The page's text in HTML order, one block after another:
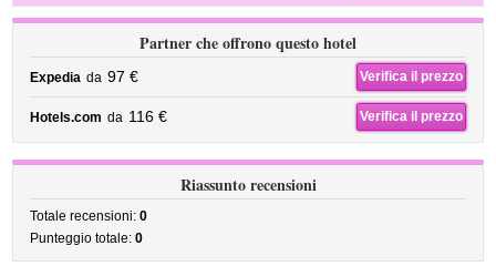
Partner che offrono questo hotel
Expedia da 97 € Verifica il prezzo
Hotels.com da 116 € Verifica il prezzo
Riassunto recensioni
Totale recensioni:0
Punteggio totale:0